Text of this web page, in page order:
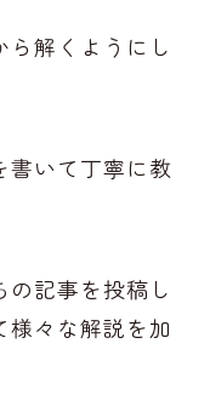
解くようにし
書いて丁寧に教
記事を投稿し
様々な解説を加